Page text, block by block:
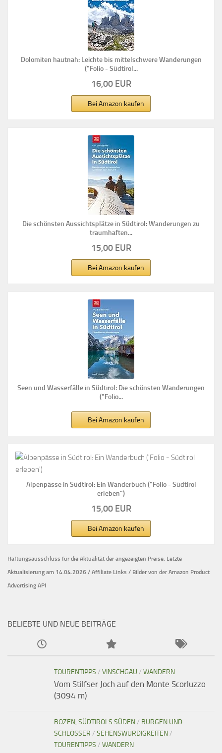
Dolomiten hautnah: Leichte bis mittelschwere Wanderungen
("Folio - Südtirol...
16,00 EUR
Bei Amazon kaufen
Die schönsten Aussichtsplätze in Südtirol: Wanderungen zu
traumhaften...
15,00 EUR
Bei Amazon kaufen
Seen und Wasserfälle in Südtirol: Die schönsten Wanderungen
("Folio...
Bei Amazon kaufen
Alpenpässe in Südtirol: Ein Wanderbuch ("Folio - Südtirol
erleben")
15,00 EUR
Bei Amazon kaufen
Haftungsausschluss für die Aktualität der angezeigten Preise. Letzte
Aktualisierung am 14.04.2026 / Affiliate Links / Bilder von der Amazon Product
Advertising API
BELIEBTE UND NEUE BEITRÄGE
TOURENTIPPS / VINSCHGAU / WANDERN
Vom Stilfser Joch auf den Monte Scorluzzo
(3094 m)
BOZEN, SÜDTIROLS SÜDEN/ BURGEN UND
SCHLÖSSER / SEHENSWÜRDIGKEITEN/
TOURENTIPPS / WANDERN